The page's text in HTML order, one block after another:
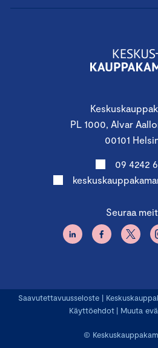
PL 1000, Alvar
00101
09 4242
Seuraa
©
Saavutettavuusseloste |
Käyttöehdot | Muuta